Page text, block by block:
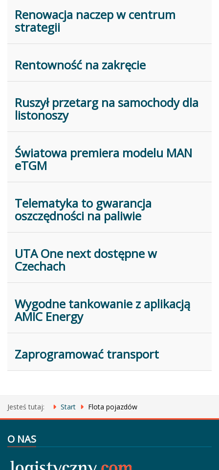
Renowacja naczep w centrum
strategii
Rentowność na zakręcie
Ruszył przetarg na samochody dla
listonoszy
Światowa premiera modelu MAN
eTGM
Telematyka to gwarancja
oszczędności na paliwie
UTA One next dostępne w
Czechach
Wygodne tankowanie z aplikacją
AMIC Energy
Zaprogramować transport
Jesteś tutaj: Start Flota pojazdów
O NAS